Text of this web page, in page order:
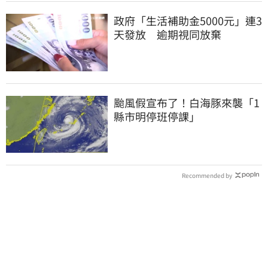
政府「生活補助金5000元」連3
天發放 逾期視同放棄
颱風假宣布了！白海豚來襲「1
縣市明停班停課」
Recommended by